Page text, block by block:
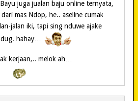
juga jualan baju online ternyata,
mas Ndop, he.. aseline cumak
jalan iki, tapi sing nduwe ajake
hahay…
kerjaan,.. melok ah…